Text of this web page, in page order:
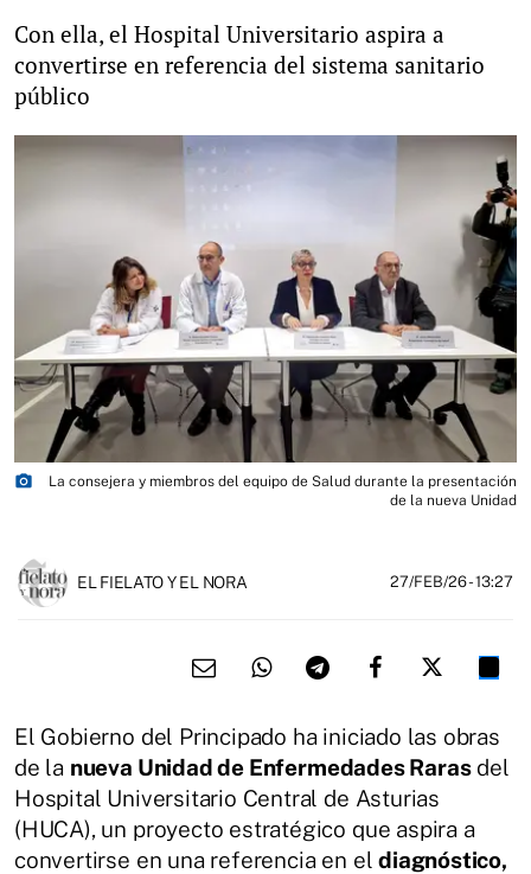
Con ella, el Hospital Universitario aspira a
convertirse en referencia del sistema sanitario
público
photo_camera
La consejera y miembros del equipo de Salud durante la presentación
de la nueva Unidad
EL FIELATO Y EL NORA 27/FEB/26- 13:27
El Gobierno del Principado ha iniciado las obras
de la nueva Unidad de Enfermedades Rarasdel
Hospital Universitario Central de Asturias
(HUCA), un proyecto estratégico que aspira a
convertirse en una referencia en eldiagnóstico,